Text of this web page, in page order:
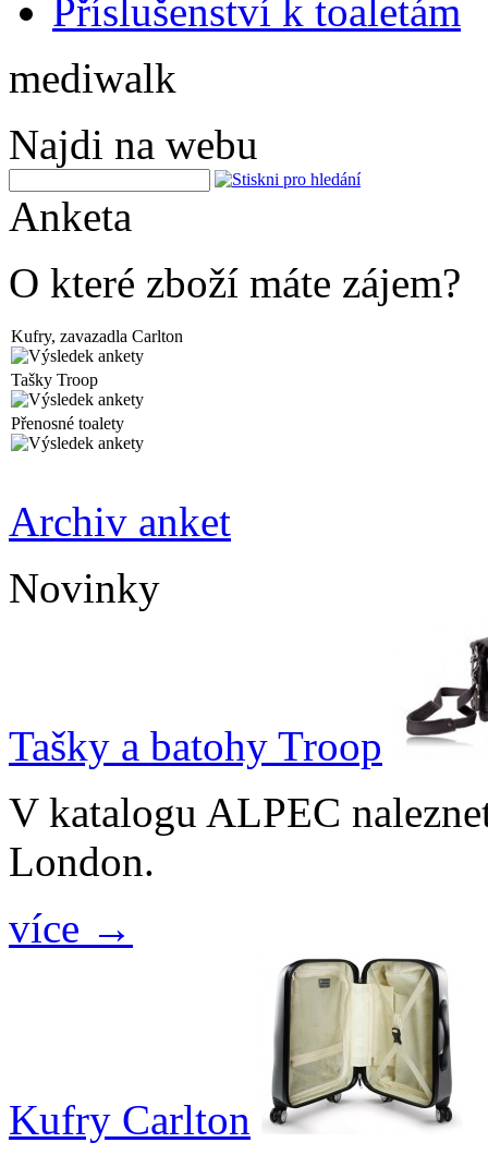
Příslušenství k toaletám
mediwalk
Najdi na webu
Anketa
O které zboží máte zájem?
Kufry, zavazadla Carlton
Tašky Troop
Přenosné toalety
Archiv anket
Novinky
Tašky a batohy Troop
V katalogu ALPEC
London.
více →
Kufry Carlton